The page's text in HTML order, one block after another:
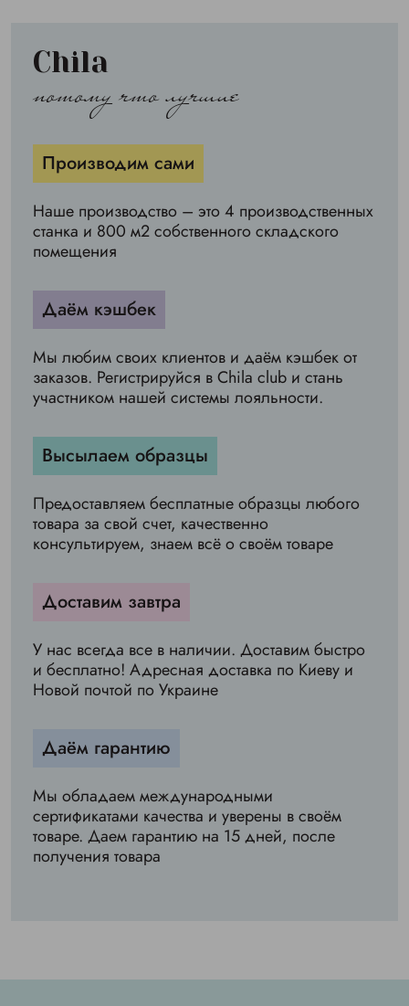
Chila
потому что лучшие
Производим сами
Наше производство – это 4 производственных
станка и 800 м2 собственного складского
помещения
Даём кэшбек
Мы любим своих клиентов и даём кэшбек от
заказов. Регистрируйся в Chila club и стань
участником нашей системы лояльности.
Высылаем образцы
Предоставляем бесплатные образцы любого
товара за свой счет, качественно
консультируем, знаем всё о своём товаре
Доставим завтра
У нас всегда все в наличии. Доставим быстро
и бесплатно! Адресная доставка по Киеву и
Новой почтой по Украине
Даём гарантию
Мы обладаем международными
сертификатами качества и уверены в своём
товаре. Даем гарантию на 15 дней, после
получения товара